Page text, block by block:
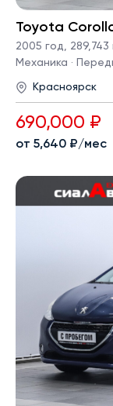
Toyota
2005 год, 289,743
Механика ·
Красноярск
690,000 ₽
от 5,640 ₽/мес